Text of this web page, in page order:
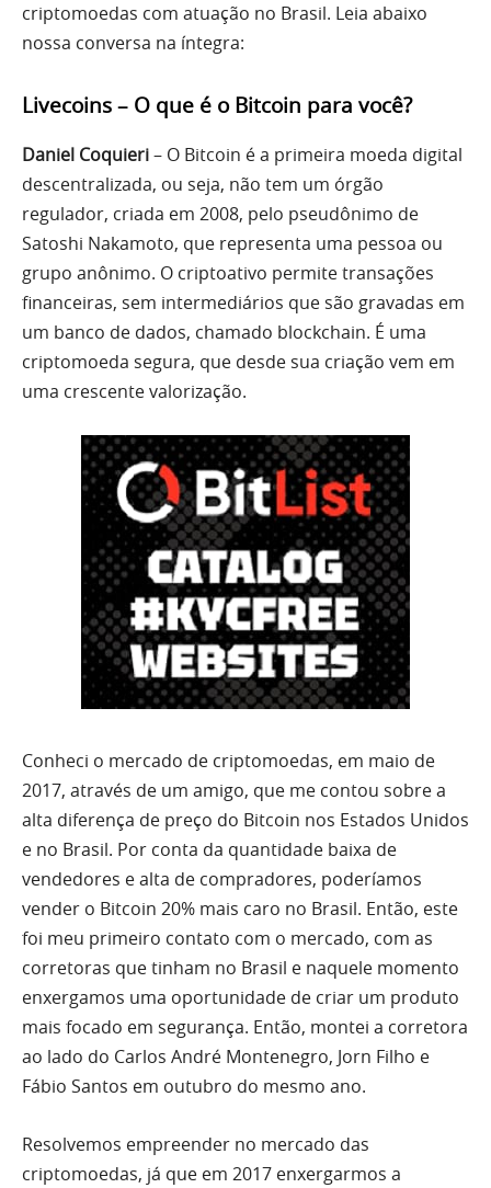
criptomoedas com atuação no Brasil. Leia abaixo
nossa conversa na íntegra:
Livecoins – O que é o Bitcoin para você?
Daniel Coquieri– O Bitcoin é a primeira moeda digital
descentralizada, ou seja, não tem um órgão
regulador, criada em 2008, pelo pseudônimo de
Satoshi Nakamoto, que representa uma pessoa ou
grupo anônimo. O criptoativo permite transações
financeiras, sem intermediários que são gravadas em
um banco de dados, chamado blockchain. É uma
criptomoeda segura, que desde sua criação vem em
uma crescente valorização.
Conheci o mercado de criptomoedas, em maio de
2017, através de um amigo, que me contou sobre a
alta diferença de preço do Bitcoin nos Estados Unidos
e no Brasil. Por conta da quantidade baixa de
vendedores e alta de compradores, poderíamos
vender o Bitcoin 20% mais caro no Brasil. Então, este
foi meu primeiro contato com o mercado, com as
corretoras que tinham no Brasil e naquele momento
enxergamos uma oportunidade de criar um produto
mais focado em segurança. Então, montei a corretora
ao lado do Carlos André Montenegro, Jorn Filho e
Fábio Santos em outubro do mesmo ano.
Resolvemos empreender no mercado das
criptomoedas, já que em 2017 enxergarmos a